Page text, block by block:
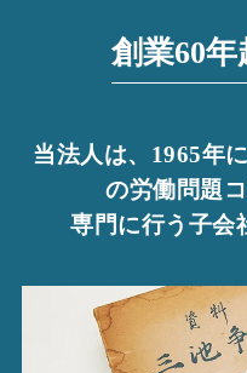
創業60
当法人は、1965年
の労働問題
専門に行う子会